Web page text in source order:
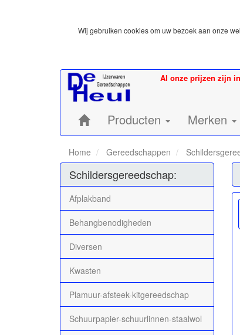
Wij gebruiken cookies om uw bezoek aan onze
Al onze prijzen zijn
Home:Producten Merken
Home Gereedschappen
Schildersgereedschap:
Afplakband
Behangbenodigheden
Diversen
Kwasten
Plamuur-afsteek-kitgereedschap
Schuurpapier-schuurlinnen-staalwol